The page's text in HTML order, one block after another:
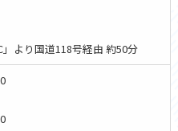
より国道118号経由 約50分